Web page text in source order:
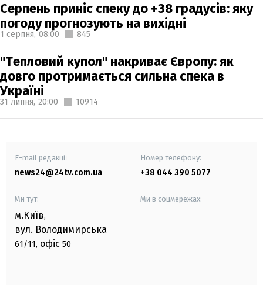
Серпень приніс спеку до +38 градусів: яку
погоду прогнозують на вихідні
1 серпня, 08:00 845
"Тепловий купол" накриває Європу: як
довго протримається сильна спека в
Україні
31 липня, 20:00 10914
E-mail редакції
news24@24tv.com.ua
Номер телефону:
+38 044 390 5077
Ми тут:
м.Київ,
вул. Володимирська
61/11, офіс 50
Ми в соцмережах: